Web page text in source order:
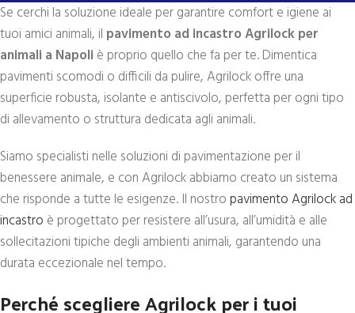
Se cerchi la soluzione ideale per garantire comfort e igiene ai
tuoi amici animali, il pavimento ad incastro Agrilock per
animali a Napoli è proprio quello che fa per te. Dimentica
pavimenti scomodi o difficili da pulire, Agrilock offre una
superficie robusta, isolante e antiscivolo, perfetta per ogni tipo
di allevamento o struttura dedicata agli animali.
Siamo specialisti nelle soluzioni di pavimentazione per il
benessere animale, e con Agrilock abbiamo creato un sistema
che risponde a tutte le esigenze. Il nostropavimento Agrilock ad
incastro è progettato per resistere all’usura, all’umidità e alle
sollecitazioni tipiche degli ambienti animali, garantendo una
durata eccezionale nel tempo.
Perché scegliere Agrilock per i tuoi